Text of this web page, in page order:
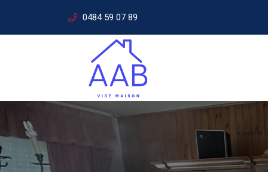
0484 59 07 89